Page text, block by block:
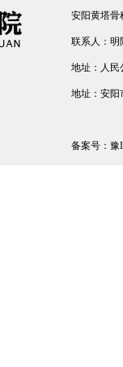
安阳黄塔骨
联系人：明
地址：人
地址：安阳
备案号： 豫